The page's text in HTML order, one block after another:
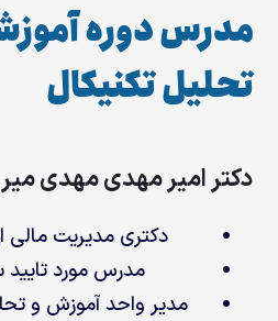
مدرس دوره
تحلیل تکنیکال
دکتر امیر مهدی مهدی
دکتری مدیریت مالی
مدرس مورد
مدیر واحد آموزش و